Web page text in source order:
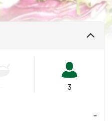
3
-